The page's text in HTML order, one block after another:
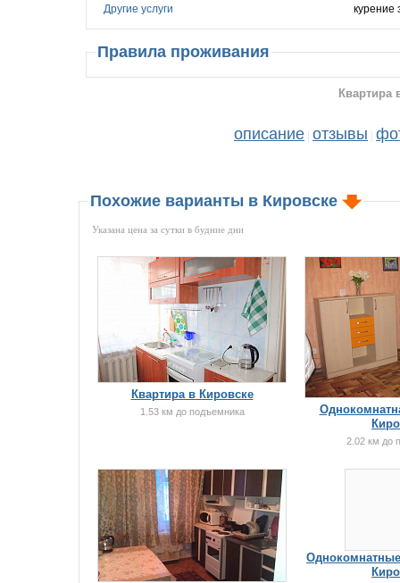
Другие услуги
курение
Правила проживания
Квартира
описание отзывы
Похожие варианты в Кировске
Указана цена за сутки в будние дни
Квартира в Кировске
1.53 км до подъемника
2.02 км до